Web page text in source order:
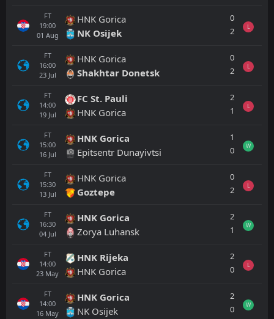
FT
19:00
01 Aug
HNK Gorica
NK Osijek
0
2
L
FT
16:00
23 Jul
HNK Gorica
Shakhtar Donetsk
0
2
L
FT
14:00
19 Jul
FC St. Pauli
HNK Gorica
2
1
L
FT
15:00
16 Jul
HNK Gorica
Epitsentr Dunayivtsi
1
0
W
FT
15:30
13 Jul
HNK Gorica
Goztepe
0
2
L
FT
16:30
04 Jul
HNK Gorica
Zorya Luhansk
2
1
W
FT
14:00
23 May
HNK Rijeka
HNK Gorica
2
0
L
FT
14:00
16 May
HNK Gorica
NK Osijek
2
0
W